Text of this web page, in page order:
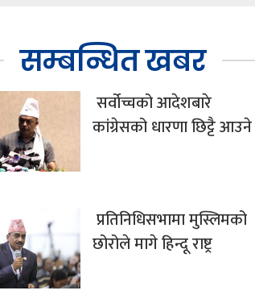
सम्बन्धित खबर
सर्वोच्चको आदेशबारे
कांग्रेसको धारणा छिट्टै आउने
प्रतिनिधिसभामा मुस्लिमको
छोरोले मागे हिन्दू राष्ट्र